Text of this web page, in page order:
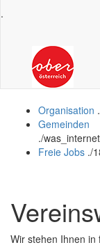
.
Organisation .
Gemeinden
./
Freie Jobs ./
Wir stehen Ihnen in